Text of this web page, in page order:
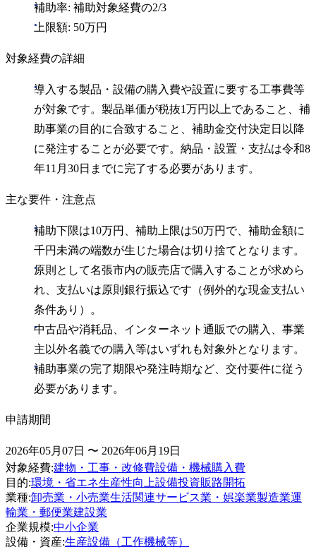
補助率: 補助対象経費の2/3
上限額: 50万円
対象経費の詳細
導入する製品・設備の購入費や設置に要する工事費等
が対象です。製品単価が税抜1万円以上であること、補
助事業の目的に合致すること、補助金交付決定日以降
に発注することが必要です。納品・設置・支払は令和8
年11月30日までに完了する必要があります。
主な要件・注意点
補助下限は10万円、補助上限は50万円で、補助金額に
千円未満の端数が生じた場合は切り捨てとなります。
原則として名張市内の販売店で購入することが求めら
れ、支払いは原則銀行振込です（例外的な現金支払い
条件あり）。
中古品や消耗品、インターネット通販での購入、事業
主以外名義での購入等はいずれも対象外となります。
補助事業の完了期限や発注時期など、交付要件に従う
必要があります。
申請期間
2026年05月07日 〜 2026年06月19日
対象経費:建物・工事・改修費設備・機械購入費
目的:環境・省エネ生産性向上設備投資販路開拓
業種:卸売業・小売業生活関連サービス業・娯楽業製造業運
輸業・郵便業建設業
企業規模:中小企業
設備・資産:生産設備（工作機械等）